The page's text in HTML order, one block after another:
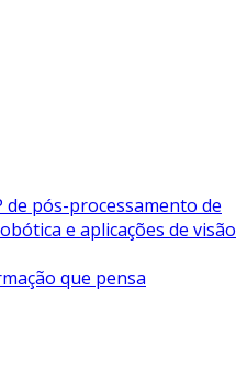
pós-processamento de
e aplicações de visão
que pensa